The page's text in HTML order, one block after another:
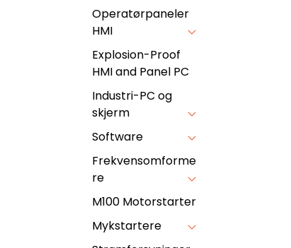
Operatørpaneler
HMI
Explosion-Proof
HMI and Panel PC
Industri-PC og
skjerm
Software
Frekvensomforme
re
M100 Motorstarter
Mykstartere